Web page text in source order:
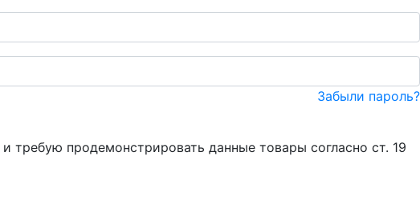
Забыли пароль?
и требую продемонстрировать данные товары согласно ст. 19